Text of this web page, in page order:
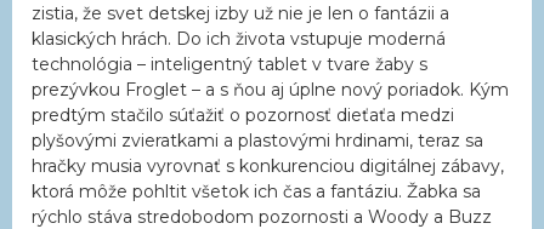
zistia, že svet detskej izby už nie je len o fantázii a
klasických hrách. Do ich života vstupuje moderná
technológia – inteligentný tablet v tvare žaby s
prezývkou Froglet – a s ňou aj úplne nový poriadok. Kým
predtým stačilo súťažiť o pozornosť dieťaťa medzi
plyšovými zvieratkami a plastovými hrdinami, teraz sa
hračky musia vyrovnať s konkurenciou digitálnej zábavy,
ktorá môže pohltit všetok ich čas a fantáziu. Žabka sa
rýchlo stáva stredobodom pozornosti a Woody a Buzz